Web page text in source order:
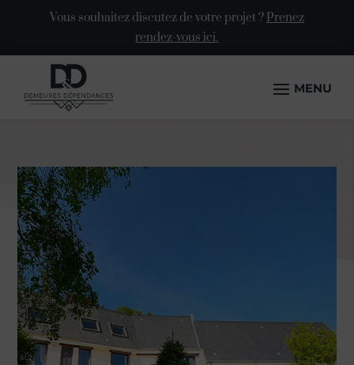
Vous souhaitez discutez de votre projet ? Prenez
rendez-vous ici.